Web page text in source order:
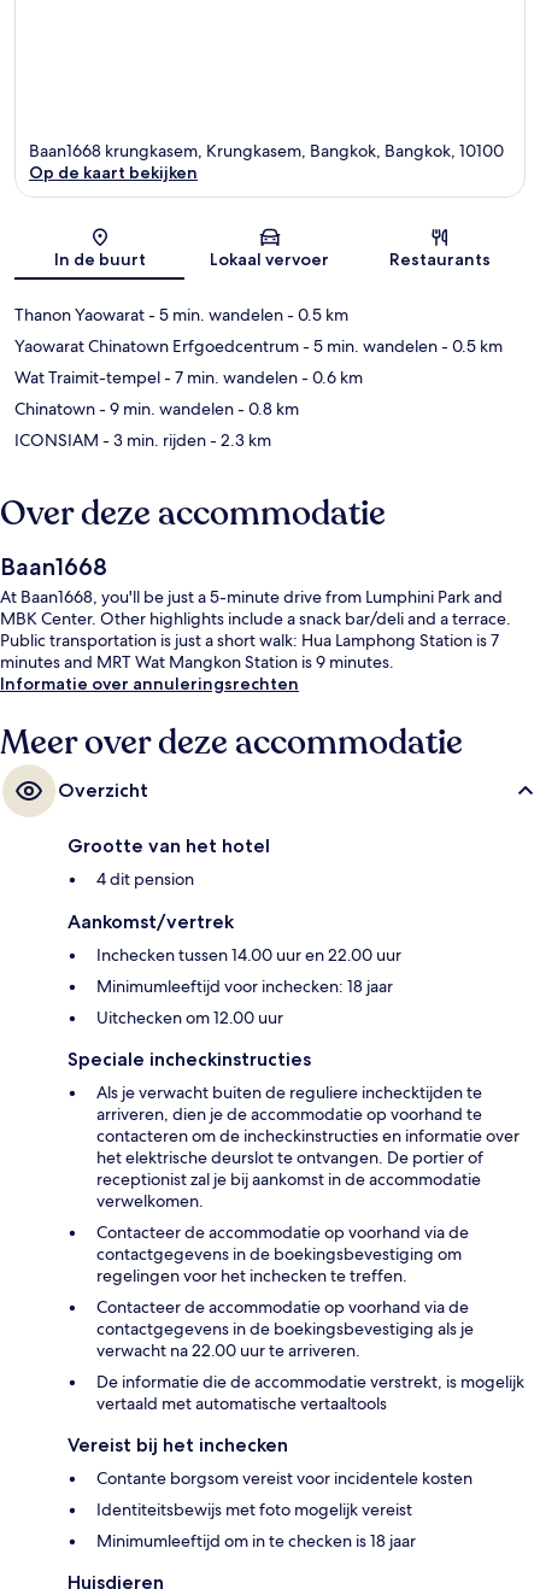
Kaart
Baan1668 krungkasem, Krungkasem, Bangkok, Bangkok, 10100
Op de kaart bekijken
In de buurt Lokaal vervoer Restaurants
Thanon Yaowarat- 5 min. wandelen- 0.5 km
Yaowarat Chinatown Erfgoedcentrum- 5 min. wandelen- 0.5 km
Wat Traimit-tempel- 7 min. wandelen- 0.6 km
Chinatown- 9 min. wandelen- 0.8 km
ICONSIAM - 3 min. rijden- 2.3 km
Over deze accommodatie
Baan1668
At Baan1668, you'll be just a 5-minute drive from Lumphini Park and
MBK Center. Other highlights include a snack bar/deli and a terrace.
Public transportation is just a short walk: Hua Lamphong Station is 7
minutes and MRT Wat Mangkon Station is 9 minutes.
Informatie over annuleringsrechten
Meer over deze accommodatie
Overzicht
Grootte van het hotel
4 dit pension
Aankomst/vertrek
Inchecken tussen 14.00 uur en 22.00 uur
Minimumleeftijd voor inchecken: 18 jaar
Uitchecken om 12.00 uur
Speciale incheckinstructies
Als je verwacht buiten de reguliere inchecktijden te
arriveren, dien je de accommodatie op voorhand te
contacteren om de incheckinstructies en informatie over
het elektrische deurslot te ontvangen. De portier of
receptionist zal je bij aankomst in de accommodatie
verwelkomen.
Contacteer de accommodatie op voorhand via de
contactgegevens in de boekingsbevestiging om
regelingen voor het inchecken te treffen.
Contacteer de accommodatie op voorhand via de
contactgegevens in de boekingsbevestiging als je
verwacht na 22.00 uur te arriveren.
De informatie die de accommodatie verstrekt, is mogelijk
vertaald met automatische vertaaltools
Vereist bij het inchecken
Contante borgsom vereist voor incidentele kosten
Identiteitsbewijs met foto mogelijk vereist
Minimumleeftijd om in te checken is 18 jaar
Huisdieren